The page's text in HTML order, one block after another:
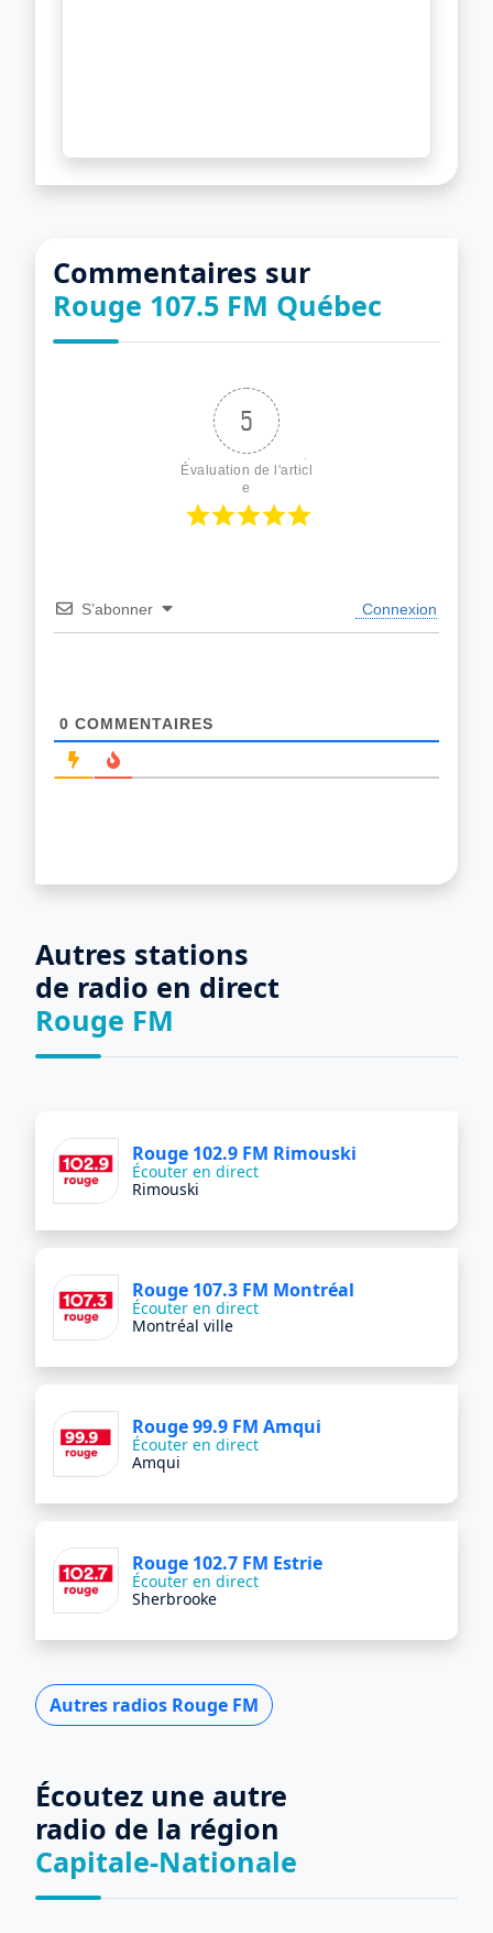
Commentaires sur
Rouge 107.5 FM Québec
5
Évaluation de l'articl
e
S’abonner Connexion
0 COMMENTAIRES
Autres stations
de radio en direct
Rouge FM
Rouge 102.9 FM Rimouski
Écouter en direct
Rimouski
Rouge 107.3 FM Montréal
Écouter en direct
Montréal ville
Rouge 99.9 FM Amqui
Écouter en direct
Amqui
Rouge 102.7 FM Estrie
Écouter en direct
Sherbrooke
Autres radios Rouge FM
Écoutez une autre
radio de la région
Capitale-Nationale